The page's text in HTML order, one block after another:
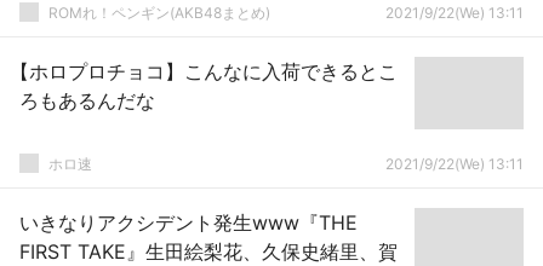
ROMれ！ペンギン(AKB48まとめ) 2021/9/22(We) 13:11
【ホロプロチョコ】こんなに入荷できるとこ
ろもあるんだな
ホロ速 2021/9/22(We) 13:11
いきなりアクシデント発生www『THE
FIRST TAKE』生田絵梨花、久保史緒里、賀